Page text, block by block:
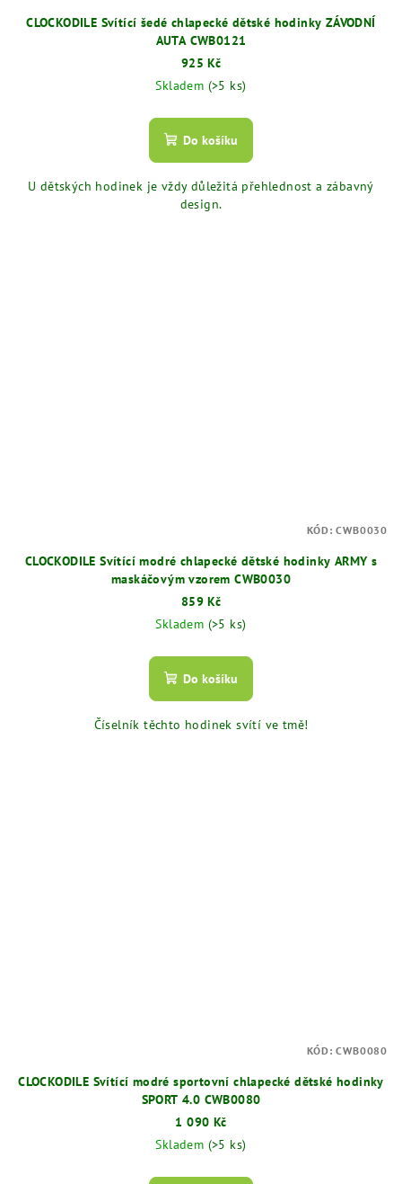
CLOCKODILE Svítící šedé chlapecké dětské hodinky ZÁVODNÍ
AUTA CWB0121
925 Kč
Skladem (>5 ks)
Do košíku
U dětských hodinek je vždy důležitá přehlednost a zábavný
design.
CLOCKODILE Svítící modré chlapecké dětské hodinky ARMY s
maskáčovým vzorem CWB0030
859 Kč
Skladem (>5 ks)
Do košíku
Číselník těchto hodinek svítí ve tmě!
KÓD:CWB0030
CLOCKODILE Svítící modré sportovní chlapecké dětské hodinky
SPORT 4.0 CWB0080
1 090 Kč
Skladem (>5 ks)
KÓD:CWB0080